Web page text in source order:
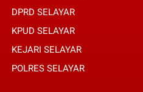
DPRD SELAYAR
KPUD SELAYAR
KEJARI SELAYAR
POLRES SELAYAR